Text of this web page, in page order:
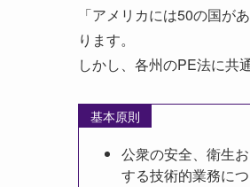
「アメリカには50の国が
ります。
しかし、各州のPE法に共
基本原則
公衆の安全、衛生
する技術的業務に